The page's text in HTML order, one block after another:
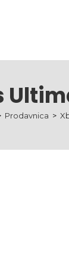
Prodavnica >